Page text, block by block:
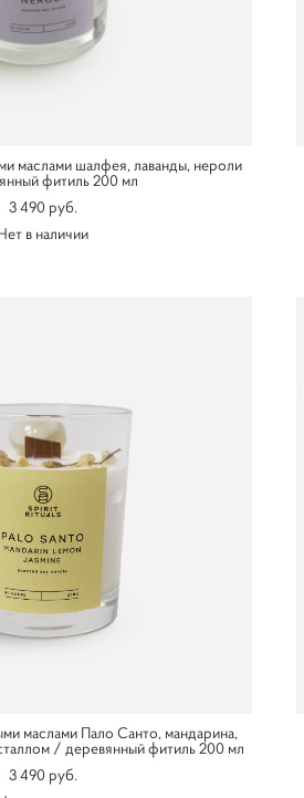
маслами шалфея, лаванды, нероли
фитиль 200 мл
3 490 pуб.
в наличии
маслами Пало Санто, мандарина,
/ деревянный фитиль 200 мл
3 490 pуб.